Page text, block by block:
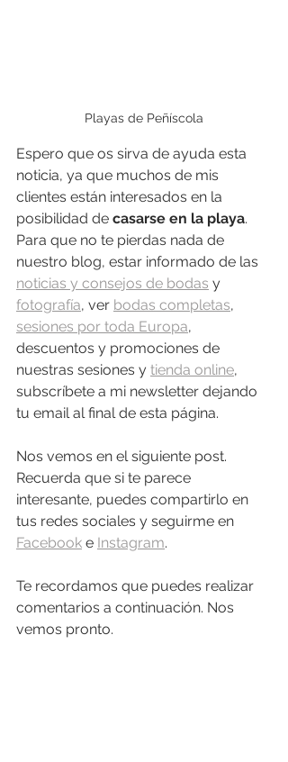
Playas de Peñíscola
Espero que os sirva de ayuda esta
noticia, ya que muchos de mis
clientes están interesados en la
posibilidad de casarse en la playa.
Para que no te pierdas nada de
nuestro blog, estar informado de las
noticias y consejos de bodas y
fotografía, ver bodas completas,
sesiones por toda Europa,
descuentos y promociones de
nuestras sesiones y tienda online,
subscríbete a mi newsletter dejando
tu email al final de esta página.
Nos vemos en el siguiente post.
Recuerda que si te parece
interesante, puedes compartirlo en
tus redes sociales y seguirme en
Facebook e Instagram.
Te recordamos que puedes realizar
comentarios a continuación. Nos
vemos pronto.